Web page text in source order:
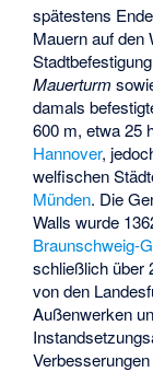
spätestens
Mauern auf den
Mauerturm
damals
600 m, etwa 25
Hannover,
welfischen
Münden. Die
Walls wurde
Braunschweig-
schließlich über
von den
Außenwerken